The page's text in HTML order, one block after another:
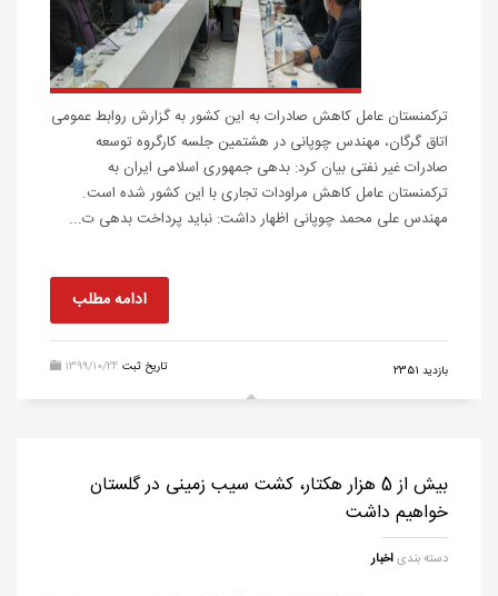
ترکمنستان عامل کاهش صادرات به این کشور به گزارش روابط عمومی
اتاق گرگان، مهندس چوپانی در هشتمین جلسه کارگروه توسعه
صادرات غیر نفتی بیان کرد: بدهی جمهوری اسلامی ایران به
ترکمنستان عامل کاهش مراودات تجاری با این کشور شده است.
مهندس علی محمد چوپانی اظهار داشت: نباید پرداخت بدهی ت...
ادامه مطلب
1399/10/24 تاریخ ثبت بازدید 2351
بیش از 5 هزار هکتار، کشت سیب زمینی در گلستان
خواهیم داشت
دسته بندیاخبار